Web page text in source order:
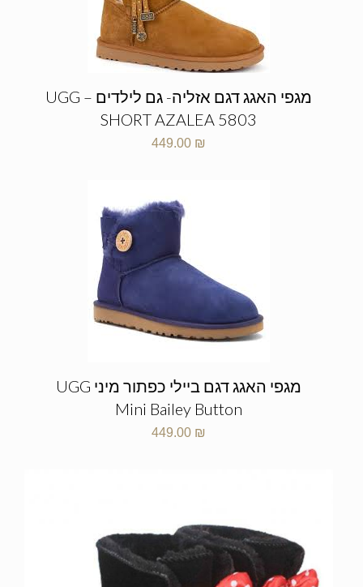
מגפי האגג דגם אזליה- גם לילדים – UGG
SHORT AZALEA 5803
449.00 ₪
מגפי האגג דגם ביילי כפתור מיני UGG
Mini Bailey Button
449.00 ₪